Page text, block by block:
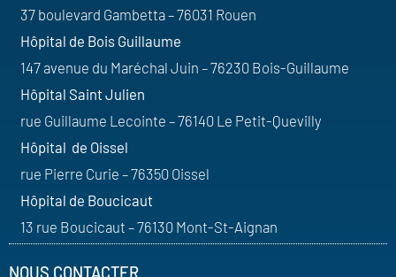
37 boulevard Gambetta – 76031 Rouen
Hôpital de Bois Guillaume
147 avenue du Maréchal Juin – 76230 Bois-Guillaume
Hôpital Saint Julien
rue Guillaume Lecointe – 76140 Le Petit-Quevilly
Hôpital de Oissel
rue Pierre Curie – 76350 Oissel
Hôpital de Boucicaut
13 rue Boucicaut – 76130 Mont-St-Aignan
NOUS CONTACTER